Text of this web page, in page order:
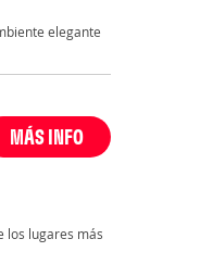
elegante
MÁS INFO
los lugares más